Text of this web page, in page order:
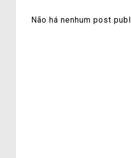
Não há nenhum post